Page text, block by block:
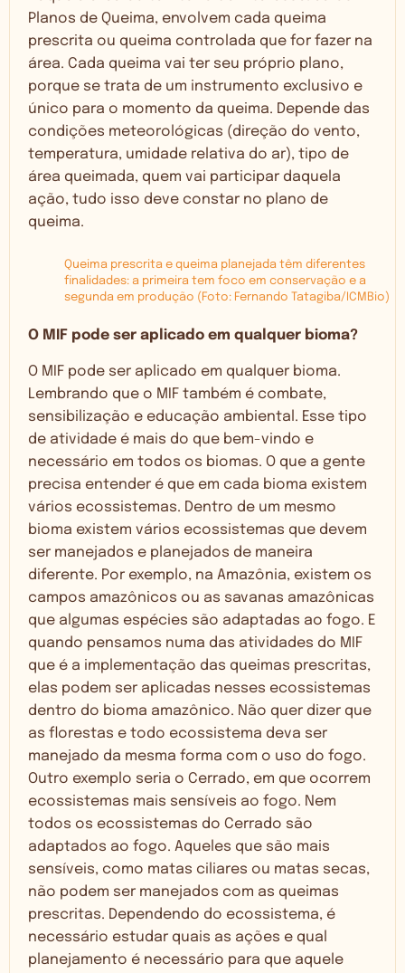
Planos de Queima, envolvem cada queima
prescrita ou queima controlada que for fazer na
área. Cada queima vai ter seu próprio plano,
porque se trata de um instrumento exclusivo e
único para o momento da queima. Depende das
condições meteorológicas (direção do vento,
temperatura, umidade relativa do ar), tipo de
área queimada, quem vai participar daquela
ação, tudo isso deve constar no plano de
queima.
Queima prescrita e queima planejada têm diferentes
finalidades: a primeira tem foco em conservação e a
segunda em produção (Foto: Fernando Tatagiba/ICMBio)
O MIF pode ser aplicado em qualquer bioma?
O MIF pode ser aplicado em qualquer bioma.
Lembrando que o MIF também é combate,
sensibilização e educação ambiental. Esse tipo
de atividade é mais do que bem-vindo e
necessário em todos os biomas. O que a gente
precisa entender é que em cada bioma existem
vários ecossistemas. Dentro de um mesmo
bioma existem vários ecossistemas que devem
ser manejados e planejados de maneira
diferente. Por exemplo, na Amazônia, existem os
campos amazônicos ou as savanas amazônicas
que algumas espécies são adaptadas ao fogo. E
quando pensamos numa das atividades do MIF
que é a implementação das queimas prescritas,
elas podem ser aplicadas nesses ecossistemas
dentro do bioma amazônico. Não quer dizer que
as florestas e todo ecossistema deva ser
manejado da mesma forma com o uso do fogo.
Outro exemplo seria o Cerrado, em que ocorrem
ecossistemas mais sensíveis ao fogo. Nem
todos os ecossistemas do Cerrado são
adaptados ao fogo. Aqueles que são mais
sensíveis, como matas ciliares ou matas secas,
não podem ser manejados com as queimas
prescritas. Dependendo do ecossistema, é
necessário estudar quais as ações e qual
planejamento é necessário para que aquele